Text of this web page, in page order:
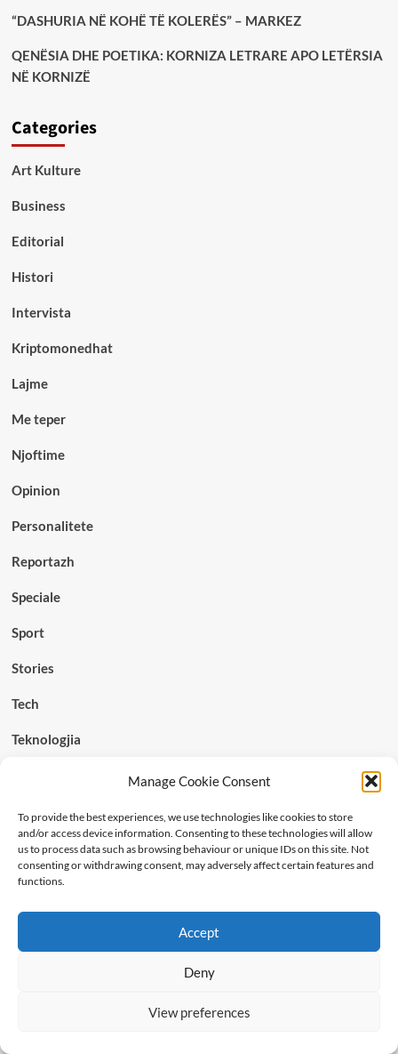
Manage Cookie Consent
To provide the best experiences, we use technologies like cookies to store
and/or access device information. Consenting to these technologies will allow
us to process data such as browsing behaviour or unique IDs on this site. Not
consenting or withdrawing consent, may adversely affect certain features and
functions.
Accept
Deny
View preferences
“DASHURIA NË KOHË TË KOLERËS” – MARKEZ
QENËSIA DHE POETIKA: KORNIZA LETRARE APO LETËRSIA
NË KORNIZË
Categories
Art Kulture
Business
Editorial
Histori
Intervista
Kriptomonedhat
Lajme
Me teper
Njoftime
Opinion
Personalitete
Reportazh
Speciale
Sport
Stories
Tech
Teknologjia
Antarësohuni tek ne!
Per te marre artikujt drejt per drejt ne emailin tuaj!